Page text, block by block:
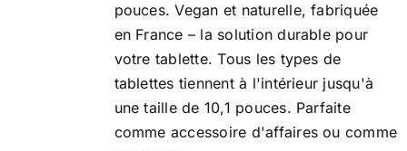
pouces. Vegan et naturelle, fabriquée
en France – la solution durable pour
votre tablette. Tous les types de
tablettes tiennent à l'intérieur jusqu'à
une taille de 10,1 pouces. Parfaite
comme accessoire d'affaires ou comme